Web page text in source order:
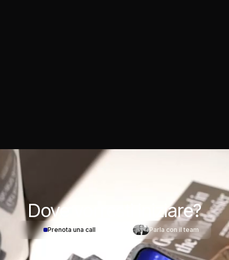
Dove vorresti iniziare?
Prenota una call Parla con il team